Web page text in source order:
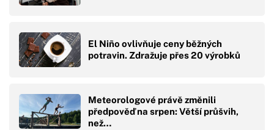
El Niño ovlivňuje ceny běžných
potravin. Zdražuje přes 20 výrobků
Meteorologové právě změnili
předpověď na srpen: Větší průšvih,
než…